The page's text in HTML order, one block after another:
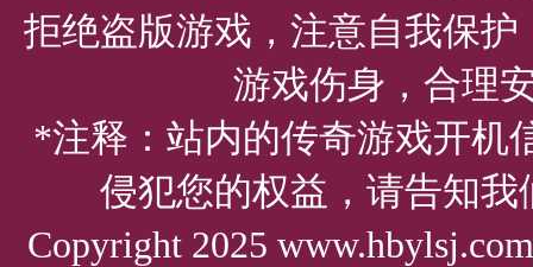
拒绝盗版游戏，注意自我保
游戏伤身，合理
*注释：站内的传奇游戏开机
侵犯您的权益，请告知
Copyright 2025